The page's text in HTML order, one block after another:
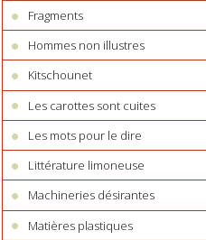
Fragments
Hommes non illustres
Kitschounet
Les carottes sont cuites
Les mots pour le dire
Littérature limoneuse
Machineries désirantes
Matières plastiques